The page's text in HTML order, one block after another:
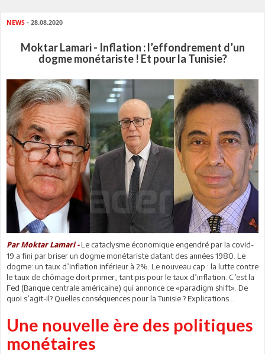
NEWS - 28.08.2020
Moktar Lamari - Inflation : l’effondrement d’un
dogme monétariste ! Et pour la Tunisie?
Par Moktar Lamari -Le cataclysme économique engendré par la covid-
19 a fini par briser un dogme monétariste datant des années 1980. Le
dogme: un taux d’inflation inférieur à 2%. Le nouveau cap : la lutte contre
le taux de chômage doit primer, tant pis pour le taux d’inflation. C’est la
Fed (Banque centrale américaine) qui annonce ce «paradigm shift». De
quoi s’agit-il? Quelles conséquences pour la Tunisie ? Explications...
Une nouvelle ère des politiques
monétaires